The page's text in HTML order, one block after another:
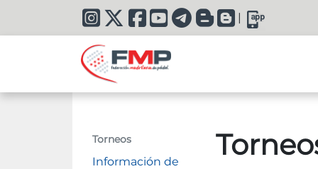
|
Torneos
Información de